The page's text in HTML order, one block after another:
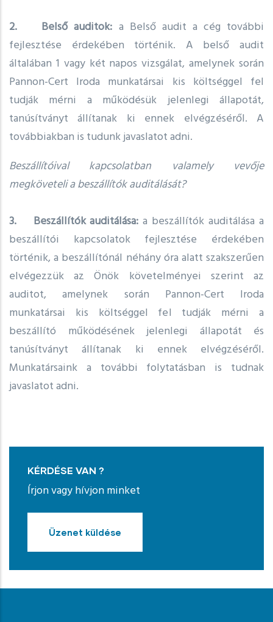
2. Belső auditok: a Belső audit a cég további
fejlesztése érdekében történik. A belső audit
általában 1 vagy két napos vizsgálat, amelynek során
Pannon-Cert Iroda munkatársai kis költséggel fel
tudják mérni a működésük jelenlegi állapotát,
tanúsítványt állítanak ki ennek elvégzéséről. A
továbbiakban is tudunk javaslatot adni.
Beszállítóival kapcsolatban valamely vevője
megköveteli a beszállítók auditálását?
3. Beszállítók auditálása:a beszállítók auditálása a
beszállítói kapcsolatok fejlesztése érdekében
történik, a beszállítónál néhány óra alatt szakszerűen
elvégezzük az Önök követelményei szerint az
auditot, amelynek során Pannon-Cert Iroda
munkatársai kis költséggel fel tudják mérni a
beszállító működésének jelenlegi állapotát és
tanúsítványt állítanak ki ennek elvégzéséről.
Munkatársaink a további folytatásban is tudnak
javaslatot adni.
KÉRDÉSE VAN ?
Írjon vagy hívjon minket
Üzenet küldése